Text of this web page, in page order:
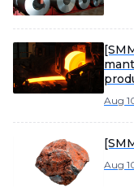
Aug
Aug